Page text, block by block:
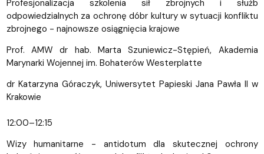
Profesjonalizacja szkolenia sił zbrojnych i służb
odpowiedzialnych za ochronę dóbr kultury w sytuacji konfliktu
zbrojnego - najnowsze osiągnięcia krajowe
Prof. AMW dr hab. Marta Szuniewicz-Stępień, Akademia
Marynarki Wojennej im. Bohaterów Westerplatte
dr Katarzyna Góraczyk, Uniwersytet Papieski Jana Pawła II w
Krakowie
12:00–12:15
Wizy humanitarne - antidotum dla skutecznej ochrony